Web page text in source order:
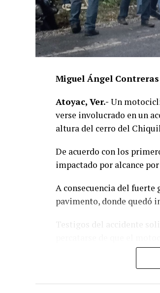
Miguel Ángel Contreras
Atoyac, Ver.- Un
verse involucrado en un
altura del cerro del
De acuerdo con los
impactado por alcance
A consecuencia del
pavimento, donde quedó
Testigos del accidente
otros automovilistas
auxilios al lesionado y,